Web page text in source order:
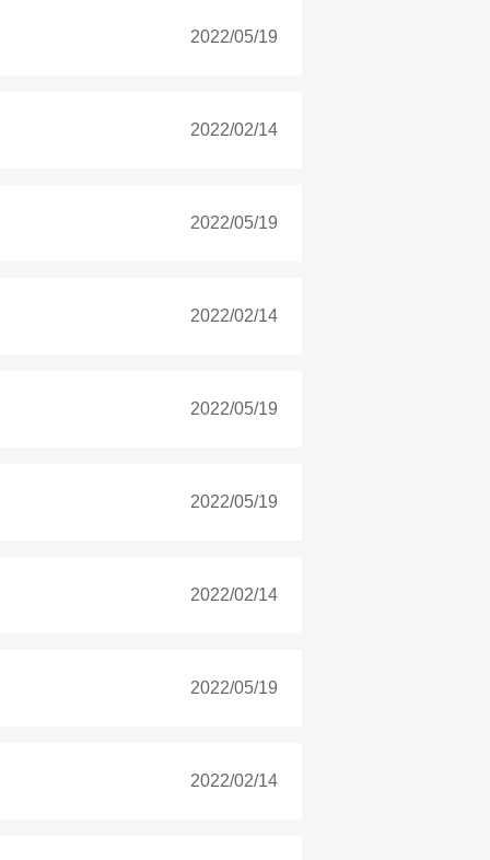
2022/05/19
2022/02/14
2022/05/19
2022/02/14
2022/05/19
2022/05/19
2022/02/14
2022/05/19
2022/02/14